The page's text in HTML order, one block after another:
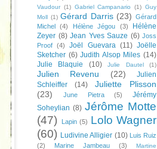
Vaudour (1) Gabriel Campanario (1) Guy
Moll (1) Gérard Darris (23) Gérard
Michel
(4) Hélène Jégou (3)
Hélène
Zeyer (8) Jean Yves Sauze (6) Joss
Proof
(4) Joël Guevara (11) Joëlle
Sketcher (6) Judith Alsop Miles (14)
Julie Blaquie
(10) Julie Dautel (1)
Julien Revenu (22)
Julien
Schleiffer
(14)
Juliette Plisson
(23)
June Pietra (5)
Jérémy
Soheylian (8) Jérôme Motte
(47)
Lapin (5) Lolo Wagner
(60) Ludivine Alligier (10) Luis Ruiz
(2)
Marine Jambeau (3) Martine